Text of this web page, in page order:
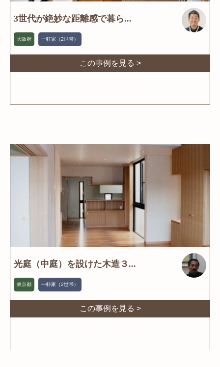
3世代が絶妙な距離感で暮ら...
大阪府 一軒家（2世帯）
この事例を見る >
光庭（中庭）を設けた木造３...
東京都 一軒家（2世帯）
この事例を見る >